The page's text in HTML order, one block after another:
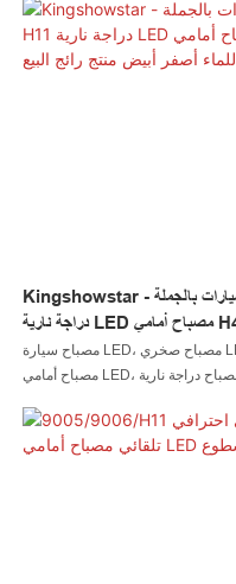
أحدث الاتجاهات من قبل مصممينا
الإبداعيين. إن مصباح السيارة LED هذا ومصباح الصخور LED ومصباح السوط LED
ومصباح العجلة LED ومصباح المصباح LED ومصباح الدراجة النارية LED ومصباح
Kingshowstar - نظام إضاءة السيارات بالجملة Canbus H1 H3 H7 H11
دراجة نارية LED مصباح أمامي H4 سيارة LED مصباح أمامي مقاوم للماء أصفر
أبيض منتج رائج البيع
مصباح سيارة LED، مصباح صخري LED، مصباح سوط LED، مصباح عجلة LED،
مصباح أمامي LED، مصباح دراجة نارية LED، مصباح قارب LED، موصل سلك LED،
الجودة، نظام إضاءة السيارات
بالجملة Canbus H1 H3 H7 H11 دراجة نارية Led Head Light H4 Car Led